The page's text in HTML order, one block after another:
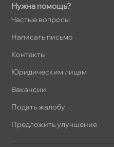
Нужна помощь?
Частые вопросы
Написать письмо
Контакты
Юридическим лицам
акансии
Подать жалобу
Предложить улучшение